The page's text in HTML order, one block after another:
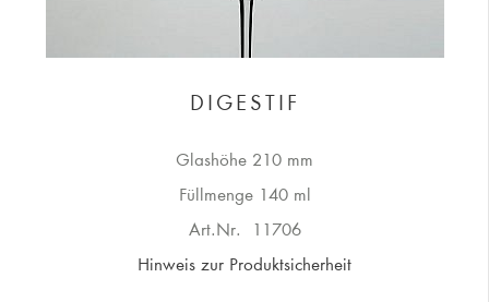
DIGESTIF
Glashöhe 210 mm
Füllmenge 140 ml
Art.Nr. 11706
Hinweis zur Produktsicherheit